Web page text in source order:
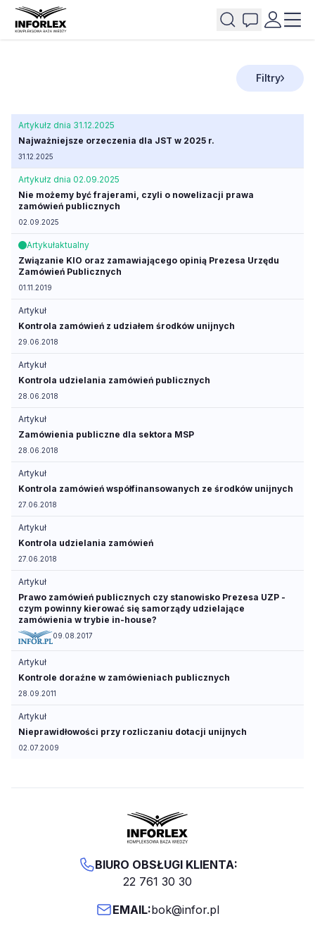
Filtry
Artykułz dnia 31.12.2025
Najważniejsze orzeczenia dla JST w 2025 r.
31.12.2025
Artykułz dnia 02.09.2025
Nie możemy być frajerami, czyli o nowelizacji prawa
zamówień publicznych
02.09.2025
Artykułaktualny
Związanie KIO oraz zamawiającego opinią Prezesa Urzędu
Zamówień Publicznych
01.11.2019
Artykuł
Kontrola zamówień z udziałem środków unijnych
29.06.2018
Artykuł
Kontrola udzielania zamówień publicznych
28.06.2018
Artykuł
Zamówienia publiczne dla sektora MSP
28.06.2018
Artykuł
Kontrola zamówień współfinansowanych ze środków unijnych
27.06.2018
Artykuł
Kontrola udzielania zamówień
27.06.2018
Artykuł
Prawo zamówień publicznych czy stanowisko Prezesa UZP -
czym powinny kierować się samorządy udzielające
zamówienia w trybie in-house?
09.08.2017
Artykuł
Kontrole doraźne w zamówieniach publicznych
28.09.2011
Artykuł
Nieprawidłowości przy rozliczaniu dotacji unijnych
02.07.2009
BIURO OBSŁUGI KLIENTA:
22 761 30 30
EMAIL:bok@infor.pl